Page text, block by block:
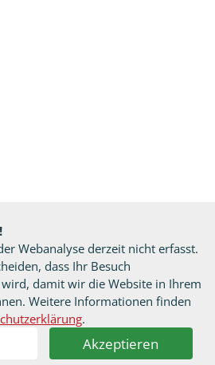
Webanalyse derzeit nicht erfasst.
dass Ihr Besuch
damit wir die Website in Ihrem
Weitere Informationen finden
.
Akzeptieren